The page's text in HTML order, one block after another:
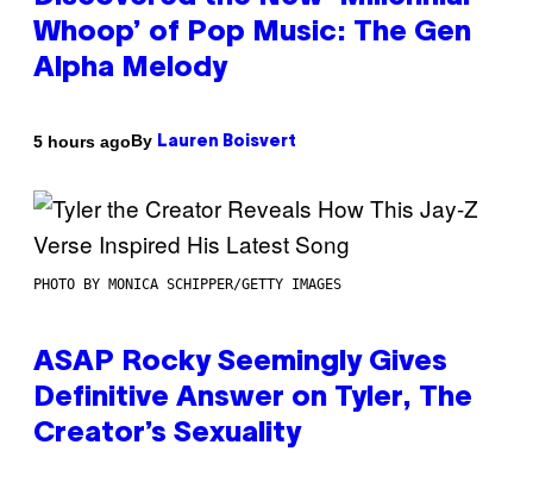
Whoop’ of Pop Music: The Gen
Alpha Melody
5 hours agoBy Lauren Boisvert
PHOTO BY MONICA SCHIPPER/GETTY IMAGES
ASAP Rocky Seemingly Gives
Definitive Answer on Tyler, The
Creator’s Sexuality